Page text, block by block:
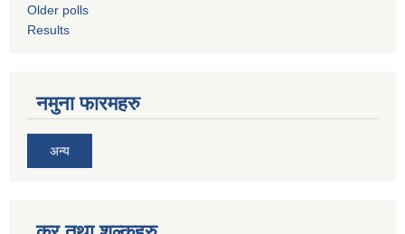
Older polls
Results
नमुना फारमहरु
अन्य